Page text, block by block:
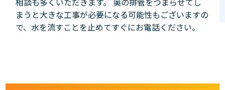
まうと大きな工事が必要になる可能性もございますの
で、水を流すことを止めてすぐにお電話ください。